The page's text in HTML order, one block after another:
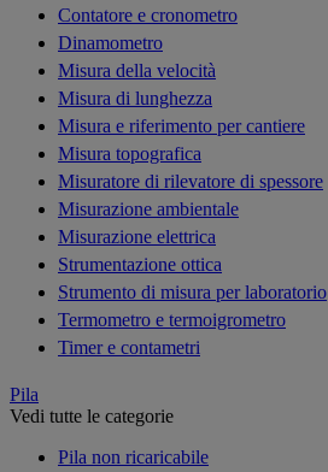
Contatore e cronometro
Dinamometro
Misura della velocità
Misura di lunghezza
Misura e riferimento per cantiere
Misura topografica
Misuratore di rilevatore di spessore
Misurazione ambientale
Misurazione elettrica
Strumentazione ottica
Strumento di misura per laboratorio
Termometro e termoigrometro
Timer e contametri
Pila
Vedi tutte le categorie
Pila non ricaricabile